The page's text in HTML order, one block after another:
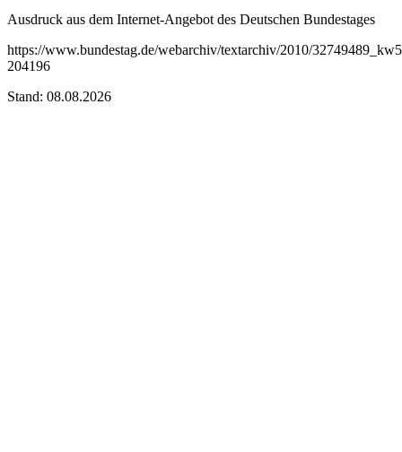
Ausdruck aus dem Internet-Angebot des Deutschen Bundestages
https://www.bundestag.de/webarchiv/textarchiv/2010/
204196
Stand: 08.08.2026